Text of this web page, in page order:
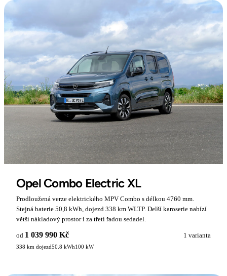
Opel Combo Electric XL
Prodloužená verze elektrického MPV Combo s délkou 4760 mm.
Stejná baterie 50,8 kWh, dojezd 338 km WLTP. Delší karoserie nabízí
větší nákladový prostor i za třetí řadou sedadel.
od 1 039 990 Kč 1 varianta
338 km dojezd50.8 kWh100 kW